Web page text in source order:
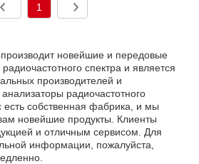
1
новейшие и передовые
спектра и является
производителей и
радиочастотного
есть собственная фабрика, и мы
новейшие продукты. Клиенты
и отличным сервисом. Для
информации, пожалуйста,